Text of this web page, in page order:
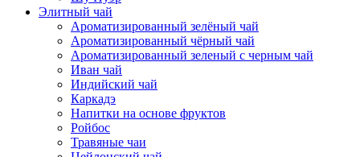
Элитный чай
Ароматизированный зелёный чай
Ароматизированный чёрный чай
Ароматизированный зеленый с черным чай
Иван чай
Индийский чай
Каркадэ
Напитки на основе фруктов
Ройбос
Травяные чаи